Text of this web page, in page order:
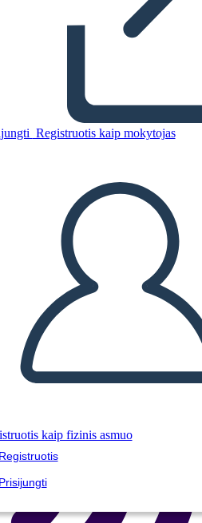
Registruotis kaip mokytojas
kaip fizinis asmuo
Registruotis
Prisijungti
di Un'estate
šią siužetinę lentą
SIUŽETINĘ LENTĄ
SKAIDRIŲ DEMONSTRACIJĄ
SKAITYK MAN